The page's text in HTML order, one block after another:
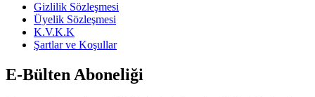
Gizlilik Sözleşmesi
Üyelik Sözleşmesi
K.V.K.K
Şartlar ve Koşullar
E-Bülten Aboneliği